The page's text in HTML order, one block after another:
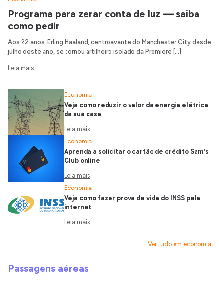
Programa para zerar conta de luz — saiba
como pedir
Aos 22 anos, Erling Haaland, centroavante do Manchester City desde
julho deste ano, se tornou artilheiro isolado da Premiere […]
Leia mais
Economia
Veja como reduzir o valor da energia elétrica
da sua casa
Leia mais
Economia
Aprenda a solicitar o cartão de crédito Sam's
Club online
Leia mais
Economia
Veja como fazer prova de vida do INSS pela
internet
Leia mais
Ver tudo em economia
Passagens aéreas